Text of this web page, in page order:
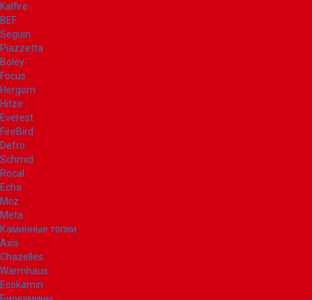
Kalfire
BEF
Seguin
Piazzetta
Boley
Focus
Hergom
Hitze
Everest
FireBird
Defro
Schmid
Rocal
Echa
Mcz
Meta
Каминные топки
Axis
Chazelles
Warmhaus
Ecokamin